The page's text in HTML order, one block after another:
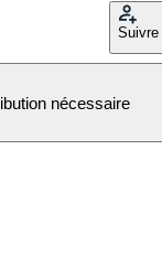
Suivre
nécessaire